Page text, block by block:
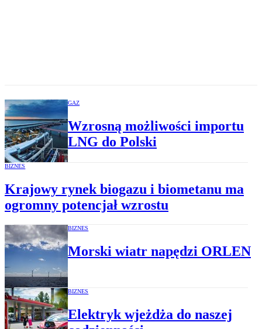
GAZ
Wzrosną możliwości importu
LNG do Polski
BIZNES
Krajowy rynek biogazu i biometanu ma
ogromny potencjał wzrostu
BIZNES
Morski wiatr napędzi ORLEN
BIZNES
Elektryk wjeżdża do naszej